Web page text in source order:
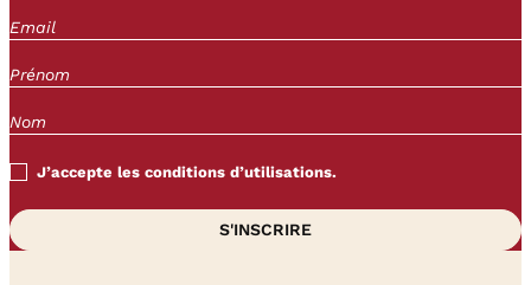
J’accepte les conditions d’utilisations.